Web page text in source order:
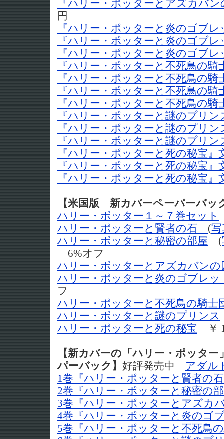
『ハリー・ポッターとアズカバ
円
『ハリー・ポッターと炎のゴブレ
『ハリー・ポッターと炎のゴブレ
『ハリー・ポッターと炎のゴブレ
『ハリー・ポッターと不死鳥の騎
『ハリー・ポッターと不死鳥の騎
『ハリー・ポッターと不死鳥の騎
『ハリー・ポッターと不死鳥の騎
『ハリー・ポッターと謎のプリン
『ハリー・ポッターと謎のプリン
『ハリー・ポッターと謎のプリン
『ハリー・ポッターと死の秘宝』
『ハリー・ポッターと死の秘宝』
『ハリー・ポッターと死の秘宝』
【米国版 新カバーペーパーバッ
ハリー・ポッター１～７巻セット
ハリー・ポッターと賢者の石 (写
ハリー・ポッターと秘密の部屋 (
6%オフ
ハリー・ポッターとアズカバンの
ハリー・ポッターと炎のゴブレッ
フ
ハリー・ポッターと不死鳥の騎士
ハリー・ポッターと謎のプリンス
ハリー・ポッターと死の秘宝 ￥
【新カバーの「ハリー・ポッタ
パーバック】 好評発売中 アダル
1巻『ハリー・ポッターと賢者の
2巻『ハリー・ポッターと秘密の
3巻『ハリー・ポッターとアズカ
4巻『ハリー・ポッターと炎のゴ
5巻『ハリー・ポッターと不死鳥